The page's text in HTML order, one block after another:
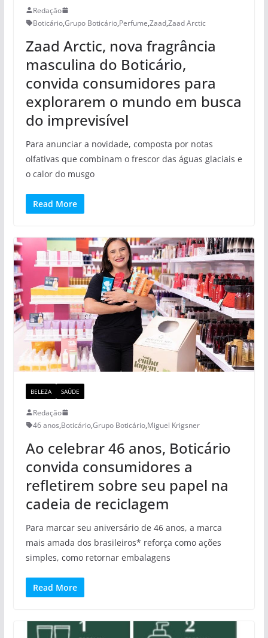
Redação
Boticário,Grupo Boticário,Perfume,Zaad,Zaad Arctic
Zaad Arctic, nova fragrância
masculina do Boticário,
convida consumidores para
explorarem o mundo em busca
do imprevisível
Para anunciar a novidade, composta por notas
olfativas que combinam o frescor das águas glaciais e
o calor do musgo
Read More
BELEZA SAÚDE
Redação
46 anos,Boticário,Grupo Boticário,Miguel Krigsner
Ao celebrar 46 anos, Boticário
convida consumidores a
refletirem sobre seu papel na
cadeia de reciclagem
Para marcar seu aniversário de 46 anos, a marca
mais amada dos brasileiros* reforça como ações
simples, como retornar embalagens
Read More